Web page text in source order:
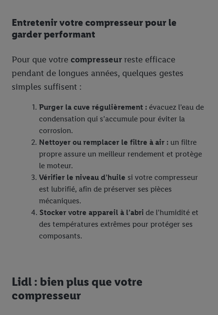
Entretenir votre compresseur pour le
garder performant
Pour que votre compresseurreste efficace
pendant de longues années, quelques gestes
simples suffisent :
Purger la cuve régulièrement : évacuez l’eau de
condensation qui s’accumule pour éviter la
corrosion.
Nettoyer ou remplacer le filtre à air : un filtre
propre assure un meilleur rendement et protège
le moteur.
Vérifier le niveau d’huile si votre compresseur
est lubrifié, afin de préserver ses pièces
mécaniques.
Stocker votre appareil à l’abri de l’humidité et
des températures extrêmes pour protéger ses
composants.
Lidl : bien plus que votre
compresseur